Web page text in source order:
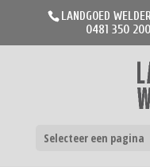
LANDGOED
0481 350 200
Selecteer een pagina